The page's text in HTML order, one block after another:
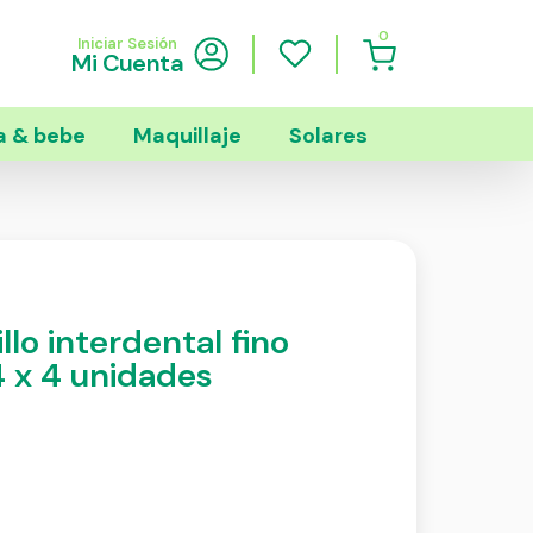
Iniciar Sesión
Mi Cuenta
0
& bebe Maquillaje Solares
interdental fino
x 4 unidades